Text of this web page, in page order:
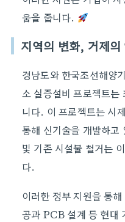
움을 줍니다.
지역의 변화, 거제의
경남도와 한국조선해양
소 실증설비 프로젝트는
니다. 이 프로젝트는 시
통해 신기술을 개발하고
및 기존 시설물 철거는
다.
이러한 정부 지원을 통
공과 PCB 설계 등 현대